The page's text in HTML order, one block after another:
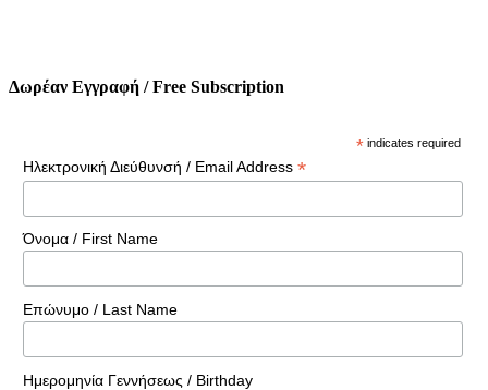
Δωρέαν Εγγραφή / Free Subscription
* indicates required
Ηλεκτρονική Διεύθυνσή / Email Address *
Όνομα / First Name
Επώνυμο / Last Name
Ημερομηνία Γεννήσεως / Birthday